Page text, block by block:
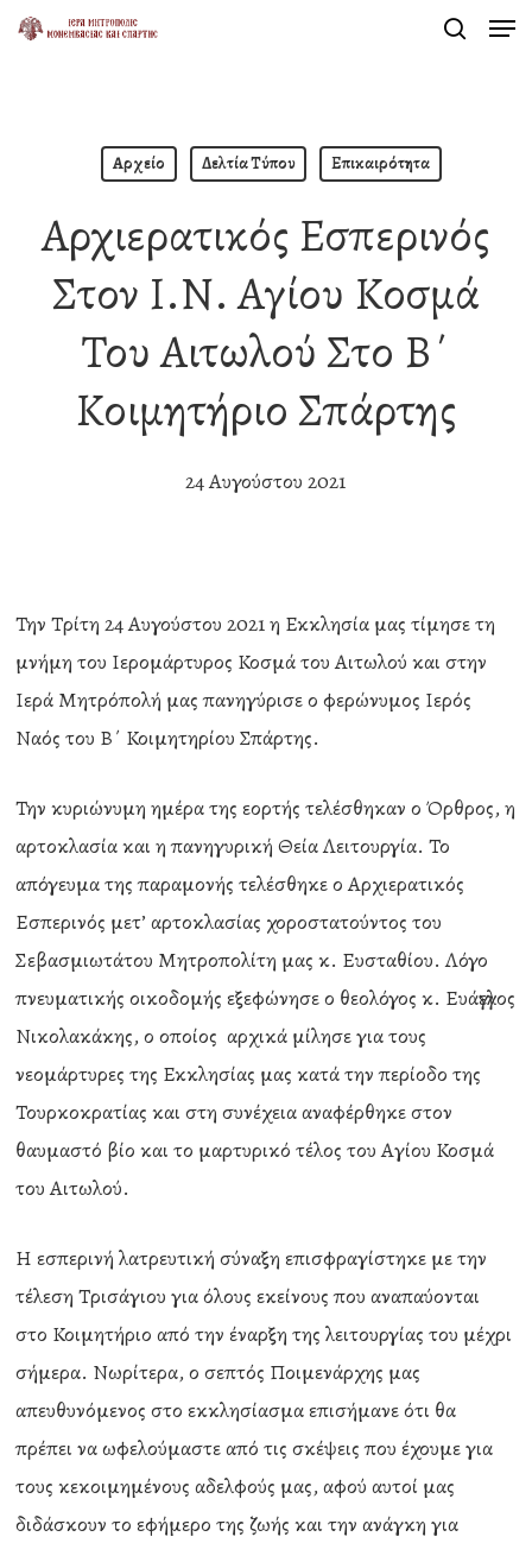
Skip
Αρχείο Δελτία Τύπου Επικαιρότητα
Αρχιερατικός Εσπερινός
Στον Ι.Ν. Αγίου Κοσμά
Του Αιτωλού Στο Β΄
Κοιμητήριο Σπάρτης
24 Αυγούστου 2021
Την Τρίτη 24 Αυγούστου 2021 η Εκκλησία μας τίμησε τη
μνήμη του Ιερομάρτυρος Κοσμά του Αιτωλού και στην
Ιερά Μητρόπολή μας πανηγύρισε ο φερώνυμος Ιερός
Ναός του Β΄ Κοιμητηρίου Σπάρτης.
Την κυριώνυμη ημέρα της εορτής τελέσθηκαν ο Όρθρος, η
αρτοκλασία και η πανηγυρική Θεία Λειτουργία. Το
απόγευμα της παραμονής τελέσθηκε ο Αρχιερατικός
Εσπερινός μετ’ αρτοκλασίας χοροστατούντος του
Σεβασμιωτάτου Μητροπολίτη μας κ. Ευσταθίου. Λόγο
πνευματικής οικοδομής εξεφώνησε ο θεολόγος κ. Ευάγγελος
Νικολακάκης, ο οποίος αρχικά μίλησε για τους
νεομάρτυρες της Εκκλησίας μας κατά την περίοδο της
Τουρκοκρατίας και στη συνέχεια αναφέρθηκε στον
θαυμαστό βίο και το μαρτυρικό τέλος του Αγίου Κοσμά
του Αιτωλού.
Η εσπερινή λατρευτική σύναξη επισφραγίστηκε με την
τέλεση Τρισάγιου για όλους εκείνους που αναπαύονται
στο Κοιμητήριο από την έναρξη της λειτουργίας του μέχρι
σήμερα. Νωρίτερα, ο σεπτός Ποιμενάρχης μας
απευθυνόμενος στο εκκλησίασμα επισήμανε ότι θα
πρέπει να ωφελούμαστε από τις σκέψεις που έχουμε για
τους κεκοιμημένους αδελφούς μας, αφού αυτοί μας
διδάσκουν το εφήμερο της ζωής και την ανάγκη για